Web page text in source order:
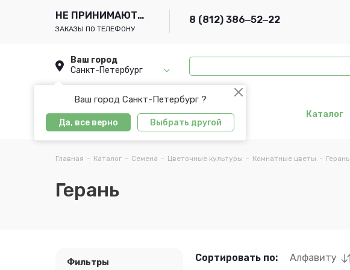
НЕ ПРИНИМАЮТСЯ
ЗАКАЗЫ ПО ТЕЛЕФОНУ
8 (812) 386‒52‒22
Ваш город
Санкт-Петербург
Ваш город Санкт-Петербург ?
Да, все верно Выбрать другой
Каталог
Главная - Каталог - Семена - Цветочные культуры - Комнатные цветы - Герань
Герань
Фильтры Сортировать по: Алфавиту